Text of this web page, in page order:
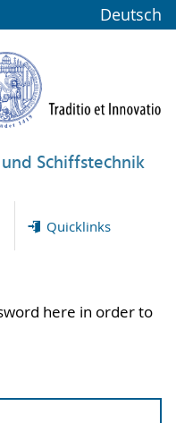
Deutsch
Schiffstechnik
Quicklinks
here in order to